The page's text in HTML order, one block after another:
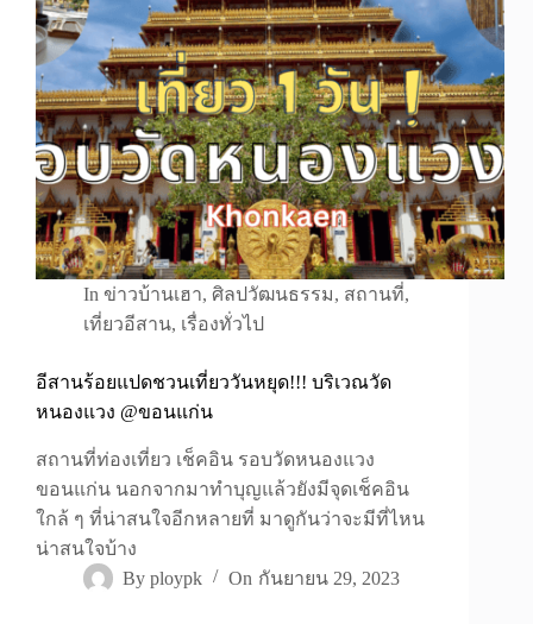
In ข่าวบ้านเฮา,ศิลปวัฒนธรรม, สถานที่,
เที่ยวอีสาน, เรื่องทั่วไป
อีสานร้อยแปดชวนเที่ยววันหยุด!!! บริเวณวัด
หนองแวง @ขอนแก่น
สถานที่ท่องเที่ยว เช็คอิน รอบวัดหนองแวง
ขอนแก่น นอกจากมาทำบุญแล้วยังมีจุดเช็คอิน
ใกล้ ๆ ที่น่าสนใจอีกหลายที่ มาดูกันว่าจะมีที่ไหน
น่าสนใจบ้าง
By ploypk On กันยายน 29, 2023